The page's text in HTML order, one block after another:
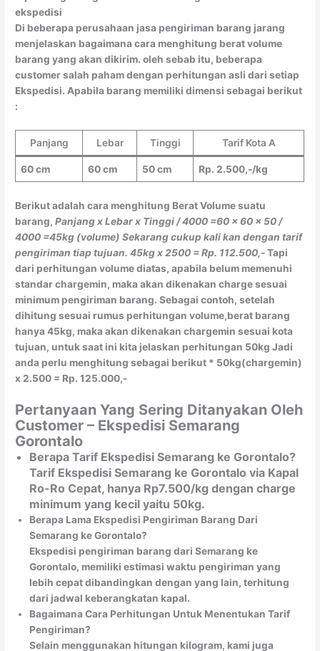
ekspedisi
Di beberapa perusahaan jasa pengiriman barang jarang
menjelaskan bagaimana cara menghitung berat volume
barang yang akan dikirim. oleh sebab itu, beberapa
customer salah paham dengan perhitungan asli dari setiap
Ekspedisi. Apabila barang memiliki dimensi sebagai berikut
:
Panjang Lebar Tinggi Tarif Kota A
60 cm 60 cm 50 cm Rp. 2.500,-/kg
Berikut adalah cara menghitung Berat Volume suatu
barang,Panjang x Lebar x Tinggi / 4000 =60 x 60 x 50 /
4000 =45kg (volume) Sekarang cukup kali kan dengan tarif
pengiriman tiap tujuan. 45kg x 2500 = Rp. 112.500,-Tapi
dari perhitungan volume diatas, apabila belum memenuhi
standar chargemin, maka akan dikenakan charge sesuai
minimum pengiriman barang. Sebagai contoh, setelah
dihitung sesuai rumus perhitungan volume,berat barang
hanya 45kg, maka akan dikenakan chargemin sesuai kota
tujuan, untuk saat ini kita jelaskan perhitungan 50kg Jadi
anda perlu menghitung sebagai berikut * 50kg(chargemin)
x 2.500 = Rp. 125.000,-
Pertanyaan Yang Sering Ditanyakan Oleh
Customer – Ekspedisi Semarang
Gorontalo
Berapa Tarif Ekspedisi Semarang ke Gorontalo?
Tarif Ekspedisi Semarang ke Gorontalo via Kapal
Ro-Ro Cepat, hanya Rp7.500/kg dengan charge
minimum yang kecil yaitu 50kg.
Berapa Lama Ekspedisi Pengiriman Barang Dari
Semarang ke Gorontalo?
Ekspedisi pengiriman barang dari Semarang ke
Gorontalo, memiliki estimasi waktu pengiriman yang
lebih cepat dibandingkan dengan yang lain, terhitung
dari jadwal keberangkatan kapal.
Bagaimana Cara Perhitungan Untuk Menentukan Tarif
Pengiriman?
Selain menggunakan hitungan kilogram, kami juga